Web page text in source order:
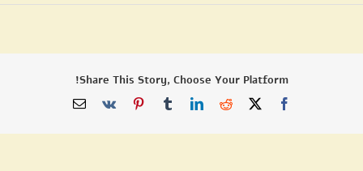
Share This Story, Choose Your Platform!
Facebook
X
Reddit
LinkedIn
Tumblr
Pinterest
Vk
כתובת